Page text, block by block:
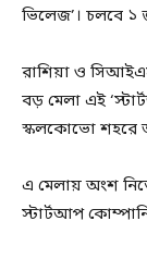
ভিলেজ’। চলবে ১
রাশিয়া ও
বড় মেলা এই
স্কলকোভো শহরে
এ মেলায় অংশ
স্টার্টআপ